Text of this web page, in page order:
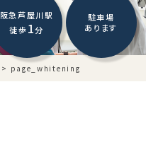
阪急芦屋川駅
徒歩1分
駐車場
あります
page_whitening